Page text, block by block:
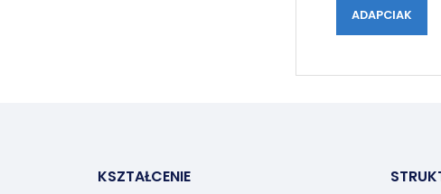
ADAPCIAK
KSZTAŁCENIE